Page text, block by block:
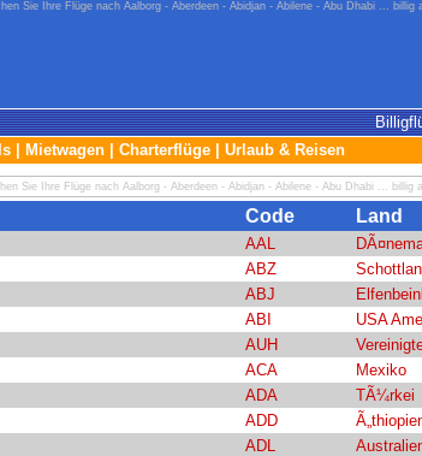
Sie Ihre Flüge nach Aalborg - Aberdeen - Abidjan - Abilene - Abu Dhabi ... billig
Mietwagen Charterflüge Urlaub & Reisen
Sie Ihre Flüge nach Aalborg - Aberdeen - Abidjan - Abilene - Abu Dhabi ... billig
Code Land
AAL
ABZ
ABJ
ABI
USA
AUH
ACA
Mexiko
ADA
TÃ¼rkei
ADD
ADL